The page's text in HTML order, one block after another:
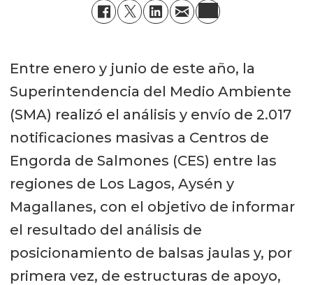
Entre enero y junio de este año, la
Superintendencia del Medio Ambiente
(SMA) realizó el análisis y envío de 2.017
notificaciones masivas a Centros de
Engorda de Salmones (CES) entre las
regiones de Los Lagos, Aysén y
Magallanes, con el objetivo de informar
el resultado del análisis de
posicionamiento de balsas jaulas y, por
primera vez, de estructuras de apoyo,